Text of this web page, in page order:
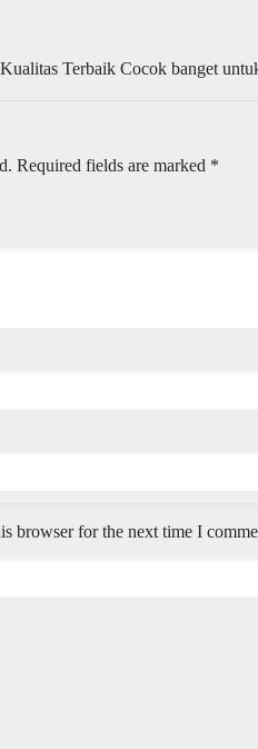
Terbaik Cocok banget
Required fields are marked *
browser for the next time I